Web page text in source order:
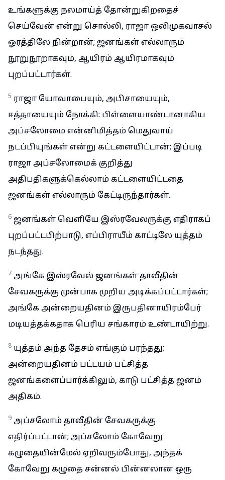
உங்களுக்கு நலமாய்த் தோன்றுகிறதைச்
செய்வேன் என்று சொல்லி, ராஜா ஒலிமுகவாசல்
ஓரத்திலே நின்றான்; ஜனங்கள் எல்லாரும்
நூறுநூறாகவும், ஆயிரம் ஆயிரமாகவும்
புறப்பட்டார்கள்.
5 ராஜா யோவாபையும், அபிசாயையும்,
ஈத்தாயையும் நோக்கி: பிள்ளையாண்டானாகிய
அப்சலோமை என்னிமித்தம் மெதுவாய்
நடப்பியுங்கள் என்று கட்டளையிட்டான்; இப்படி
ராஜா அப்சலோமைக் குறித்து
அதிபதிகளுக்கெல்லாம் கட்டளையிட்டதை
ஜனங்கள் எல்லாரும் கேட்டிருந்தார்கள்.
6 ஜனங்கள் வெளியே இஸ்ரவேலருக்கு எதிராகப்
புறப்பட்டபிற்பாடு, எப்பிராயீம் காட்டிலே யுத்தம்
நடந்தது.
7 அங்கே இஸ்ரவேல் ஜனங்கள் தாவீதின்
சேவகருக்கு முன்பாக முறிய அடிக்கப்பட்டார்கள்;
அங்கே அன்றையதினம் இருபதினாயிரம்பேர்
மடியத்தக்கதாக பெரிய சங்காரம் உண்டாயிற்று.
8 யுத்தம் அந்த தேசம் எங்கும் பரந்தது;
அன்றையதினம் பட்டயம் பட்சித்த
ஜனங்களைப்பார்க்கிலும், காடு பட்சித்த ஜனம்
அதிகம்.
9 அப்சலோம் தாவீதின் சேவகருக்கு
எதிர்ப்பட்டான்; அப்சலோம் கோவேறு
கழுதையின்மேல் ஏறிவரும்போது, அந்தக்
கோவேறு கழுதை சன்னல் பின்னலான ஒரு